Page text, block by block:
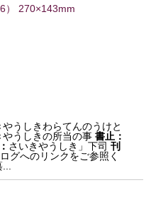
） 270×143mm
やうしきわらてんのうけと
やうしきの所当の事書止：
さいきやうしき」下司刊
グへのリンクをご参照く